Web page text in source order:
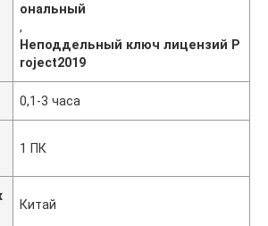
ональный
,
Неподдельный ключ лицензий P
roject2019
0,1-3 часа
1 ПК
Китай